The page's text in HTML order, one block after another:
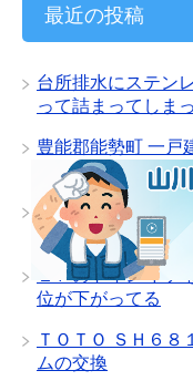
ブ
最近の投稿
台所排水にステン
って詰まってしま
豊能郡能勢町 一戸
れ修理
会社１Ｆ男子トイ
になった配管
２Ｆのトイレ ドア
位が下がってる
ＴＯＴＯ ＳＨ６８
ムの交換